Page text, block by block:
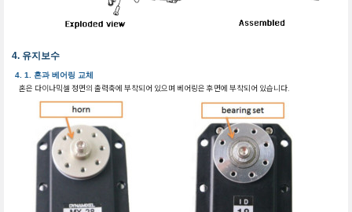
유지보수
혼과 베어링 교체
혼은 다이나믹셀 정면의 출력축에 부착되어 있으며 베어링은 후면에 부착되어 있습니다.